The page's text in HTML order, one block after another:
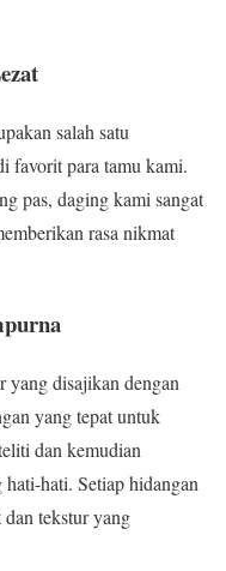
salah satu
favorit para tamu kami.
pas, daging kami sangat
rasa nikmat
yang disajikan dengan
yang tepat untuk
dan kemudian
hati. Setiap hidangan
tekstur yang